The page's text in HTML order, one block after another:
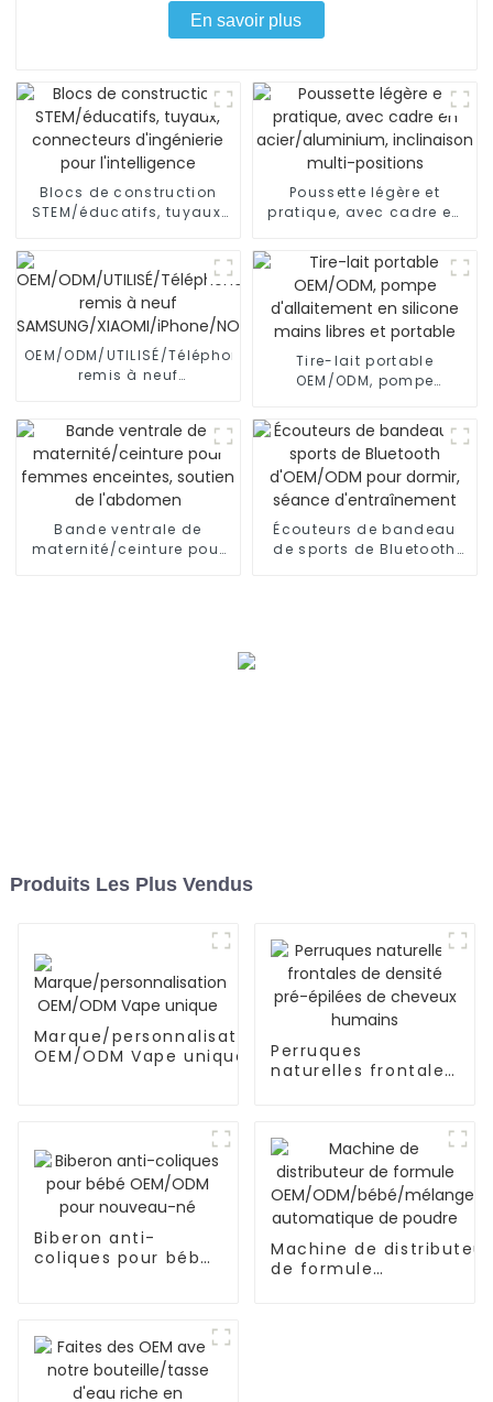
En savoir plus
Blocs de construction
STEM/éducatifs, tuyaux,
Poussette légère et
pratique, avec cadre en
inclinaison multi-
positions
OEM/ODM/UTILISÉ/Téléphone
remis à neuf
Tire-lait portable
OEM/ODM, pompe
mains libres et portable
Bande ventrale de
maternité/ceinture pour
Écouteurs de bandeau
de sports de Bluetooth
Produits Les Plus Vendus
Marque/personnalisation
OEM/ODM Vape unique
Perruques
naturelles frontales
Biberon anti-
coliques pour bébé
Machine de distributeur
de formule